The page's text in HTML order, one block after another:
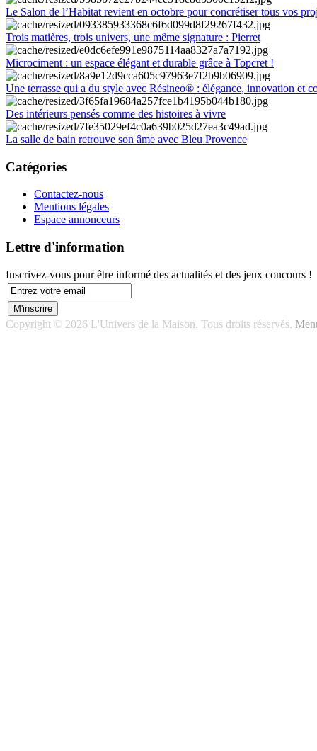
Le Salon de l’Habitat revient en octobre pour concrétiser tous vos
Trois matières, trois univers, une même signature : Pierret
Microciment : un espace élégant et durable grâce à Topcret !
Une terrasse qui a du style avec Résineo® : élégance, innovation et
Des intérieurs pensés comme des histoires à vivre
La salle de bain retrouve son âme avec Bleu Provence
Catégories
Contactez-nous
Mentions légales
Espace annonceurs
Lettre d'information
Inscrivez-vous pour être informé des actualités et des jeux concours !
Copyright © 2026 L'Univers de la Maison. Tous droits réservés.